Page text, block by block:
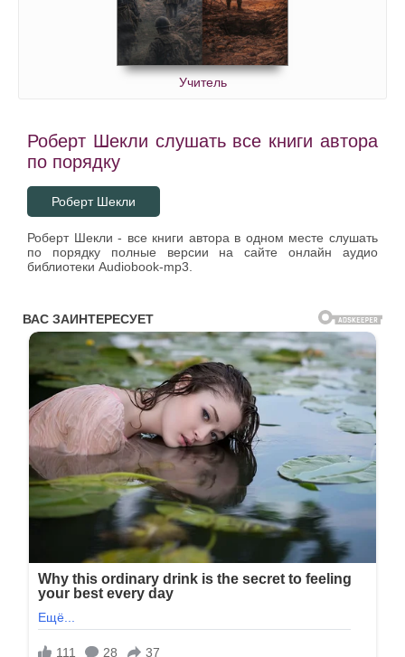
Учитель
Роберт Шекли слушать все книги автора
по порядку
Роберт Шекли
Роберт Шекли - все книги автора в одном месте слушать
по порядку полные версии на сайте онлайн аудио
библиотеки Audiobook-mp3.